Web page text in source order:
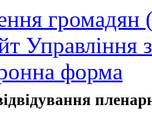
громадян
Управління
форма